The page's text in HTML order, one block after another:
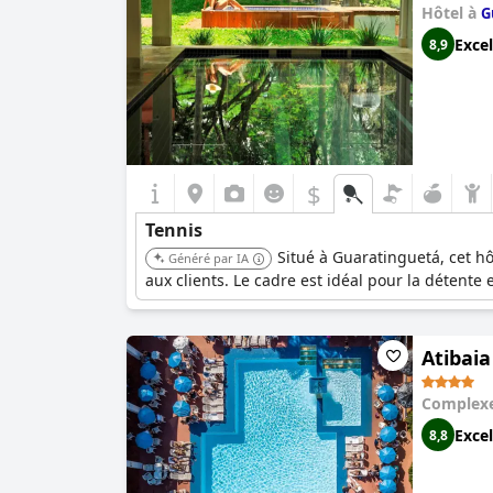
Hôtel à
8,9
$
Tennis
Généré par IA
Situé à Guaratinguetá, cet
aux clients. Le cadre est idéal pour la détente
8,8